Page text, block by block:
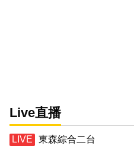
Live直播
東森綜合二台